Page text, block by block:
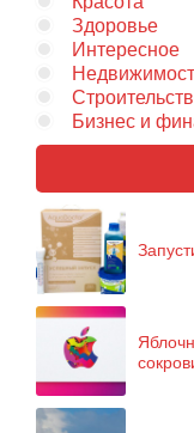
Здоровье
Интересное
Бизнес и